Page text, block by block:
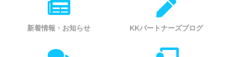
新着情報・お知らせ KKパートナーズブログ